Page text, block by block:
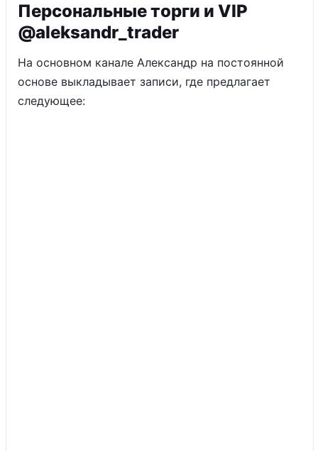
Персональные торги и VIP
@aleksandr_trader
На основном канале Александр на постоянной
основе выкладывает записи, где предлагает
следующее: